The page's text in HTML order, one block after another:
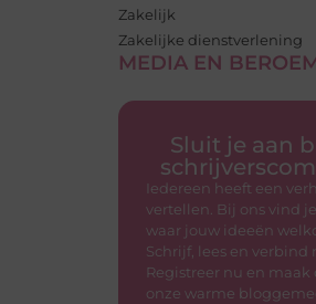
Zakelijk
Zakelijke dienstverlening
MEDIA EN
Sluit je aan
Iedereen heeft een
vertellen. Bij ons vind
waar jouw ideeën
Schrijf, lees en verbind
Registreer nu en maak
onze warme